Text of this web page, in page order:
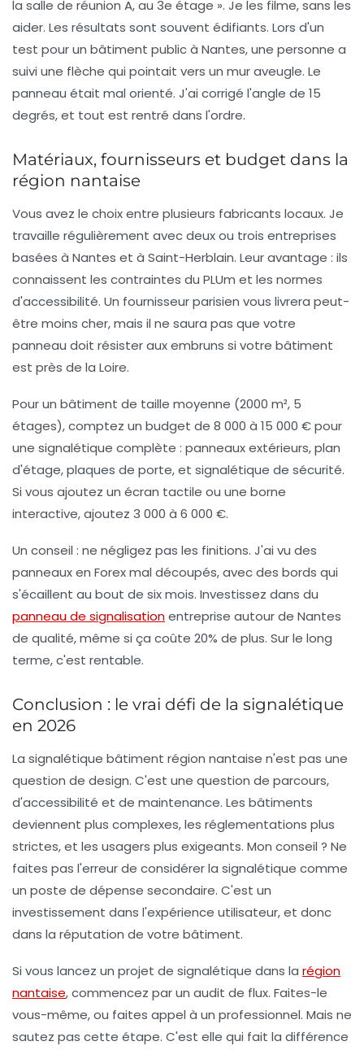
la salle de réunion A, au 3e étage ». Je les filme, sans les
aider. Les résultats sont souvent édifiants. Lors d'un
test pour un bâtiment public à Nantes, une personne a
suivi une flèche qui pointait vers un mur aveugle. Le
panneau était mal orienté. J'ai corrigé l'angle de 15
degrés, et tout est rentré dans l'ordre.
Matériaux, fournisseurs et budget dans la
région nantaise
Vous avez le choix entre plusieurs fabricants locaux. Je
travaille régulièrement avec deux ou trois entreprises
basées à Nantes et à Saint-Herblain. Leur avantage : ils
connaissent les contraintes du PLUm et les normes
d'accessibilité. Un fournisseur parisien vous livrera peut-
être moins cher, mais il ne saura pas que votre
panneau doit résister aux embruns si votre bâtiment
est près de la Loire.
Pour un bâtiment de taille moyenne (2000 m², 5
étages), comptez un budget de 8 000 à 15 000 € pour
une signalétique complète : panneaux extérieurs, plan
d'étage, plaques de porte, et signalétique de sécurité.
Si vous ajoutez un écran tactile ou une borne
interactive, ajoutez 3 000 à 6 000 €.
Un conseil : ne négligez pas les finitions. J'ai vu des
panneaux en Forex mal découpés, avec des bords qui
s'écaillent au bout de six mois. Investissez dans du
panneau de signalisationentreprise autour de Nantes
de qualité, même si ça coûte 20% de plus. Sur le long
terme, c'est rentable.
Conclusion : le vrai défi de la signalétique
en 2026
La signalétique bâtiment région nantaise n'est pas une
question de design. C'est une question de parcours,
d'accessibilité et de maintenance. Les bâtiments
deviennent plus complexes, les réglementations plus
strictes, et les usagers plus exigeants. Mon conseil ? Ne
faites pas l'erreur de considérer la signalétique comme
un poste de dépense secondaire. C'est un
investissement dans l'expérience utilisateur, et donc
dans la réputation de votre bâtiment.
Si vous lancez un projet de signalétique dans la région
nantaise, commencez par un audit de flux. Faites-le
vous-même, ou faites appel à un professionnel. Mais ne
sautez pas cette étape. C'est elle qui fait la différence